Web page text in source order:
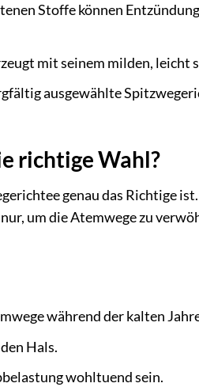
Stoffe können
mit seinem milden, leicht
ausgewählte
richtige Wahl?
genau das Richtige
um die Atemwege zu
während der kalten
Hals.
wohltuend sein.